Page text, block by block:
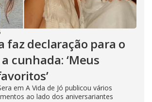
faz declaração para o
cunhada: ‘Meus
em A Vida de Jó publicou vários
ao lado dos aniversariantes